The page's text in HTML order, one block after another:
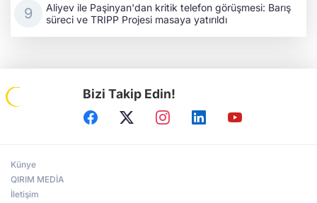
Aliyev ile Paşinyan'dan kritik telefon görüşmesi: Barış
süreci ve TRIPP Projesi masaya yatırıldı
Bizi Takip Edin!
Künye
QIRIM MEDİA
İletişim